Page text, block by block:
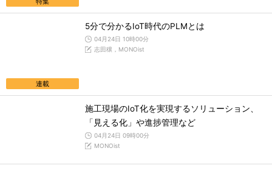
連載
5分で分かるIoT時代のPLMとは
04月24日 10時00分
志田穣，MONOist
施工現場のIoT化を実現するソリューション、
「見える化」や進捗管理など
04月24日 09時00分
MONOist